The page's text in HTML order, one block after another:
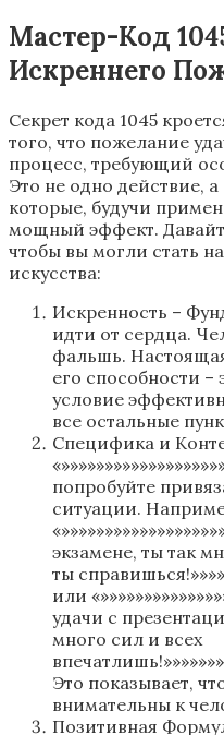
Мастер-Код
Искреннего
Секрет кода 1045
того, что пожелание
процесс, требующий
Это не одно действие,
которые, будучи
мощный эффект.
чтобы вы могли стать
искусства:
Искренность –
идти от сердца.
фальшь.
его способности –
условие
все остальные
Специфика и
попробуйте
ситуации.
экзамене, ты так
ты
или
удачи с
много сил и всех
Это показывает,
внимательны к
Позитивная